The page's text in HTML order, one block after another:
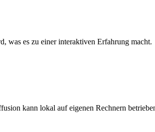
was es zu einer interaktiven Erfahrung macht.
kann lokal auf eigenen Rechnern